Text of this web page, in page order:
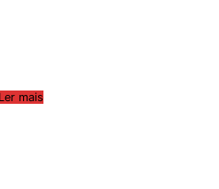
Ler mais